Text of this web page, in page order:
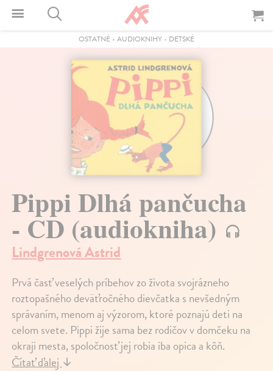
OSTATNÉ - AUDIOKNIHY - DETSKÉ
Pippi Dlhá pančucha
- CD (audiokniha)
Lindgrenová Astrid
Prvá časť veselých príbehov zo života svojrázneho
roztopašného deväťročného dievčatka s nevšedným
správaním, menom aj výzorom, ktoré poznajú deti na
celom svete. Pippi žije sama bez rodičov v domčeku na
okraji mesta, spoločnosť jej robia iba opica a kôň.
Čítať ďalej↓